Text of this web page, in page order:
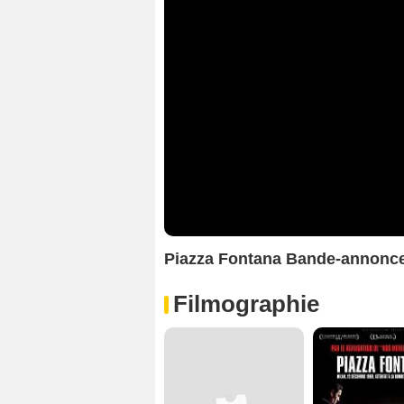
Piazza Fontana Bande-
Filmographie